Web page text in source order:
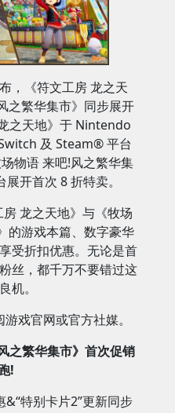
，《符文工房 龙之天
之繁华集市》同步展开
之天地》于 Nintendo
及 Steam® 平台
物语 来吧!风之繁华集
开首次 8 折特卖。
龙之天地》与《牧场
的游戏本篇、数字豪华
受折扣优惠。无论是首
丝，都千万不要错过这
机。
戏官网或官方社媒。
之繁华集市》首次促销
!
特别卡片2”更新同步